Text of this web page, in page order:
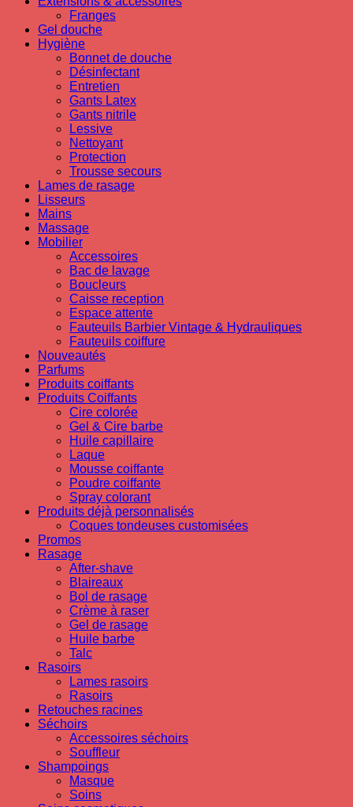
Franges
Gel douche
Hygiène
Bonnet de douche
Désinfectant
Entretien
Gants Latex
Gants nitrile
Lessive
Nettoyant
Protection
Trousse secours
Lames de rasage
Lisseurs
Mains
Massage
Mobilier
Accessoires
Bac de lavage
Boucleurs
Caisse reception
Espace attente
Fauteuils Barbier Vintage & Hydrauliques
Fauteuils coiffure
Nouveautés
Parfums
Produits coiffants
Produits Coiffants
Cire colorée
Gel & Cire barbe
Huile capillaire
Laque
Mousse coiffante
Poudre coiffante
Spray colorant
Produits déjà personnalisés
Coques tondeuses customisées
Promos
Rasage
After-shave
Blaireaux
Bol de rasage
Crème à raser
Gel de rasage
Huile barbe
Talc
Rasoirs
Lames rasoirs
Rasoirs
Retouches racines
Séchoirs
Accessoires séchoirs
Souffleur
Shampoings
Masque
Soins